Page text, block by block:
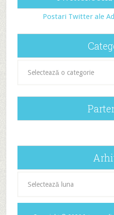
Postari Twitter ale